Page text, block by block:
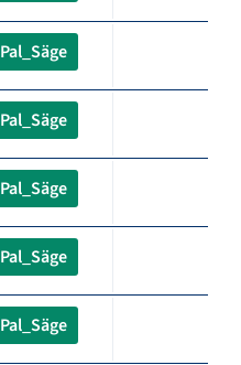
Pal_Säge
Pal_Säge
Pal_Säge
Pal_Säge
Pal_Säge